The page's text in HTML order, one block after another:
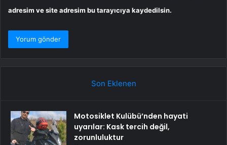
adresim ve site adresim bu tarayıcıya kaydedilsin.
Son Eklenen
Motosiklet Kulübü’nden hayati
uyarılar: Kask tercih değil,
zorunluluktur